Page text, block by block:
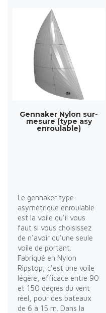
Gennaker Nylon sur-
mesure (type asy
enroulable)
Le gennaker type
asymétrique enroulable
est la voile qu'il vous
faut si vous choisissez
de n'avoir qu'une seule
voile de portant.
Fabriqué en Nylon
Ripstop, c'est une voile
légère, efficace entre 90
et 150 degrés du vent
réel, pour des bateaux
de 6 à 15 m. Dans la